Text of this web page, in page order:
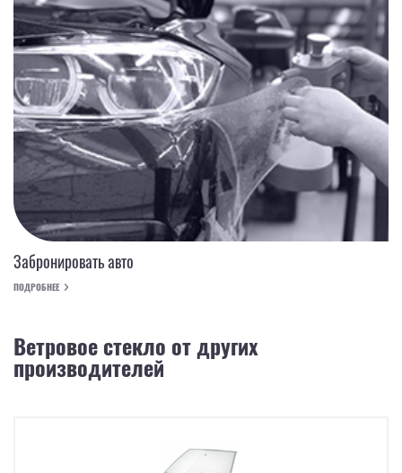
Забронировать авто
ПОДРОБНЕЕ
Ветровое стекло от других
производителей